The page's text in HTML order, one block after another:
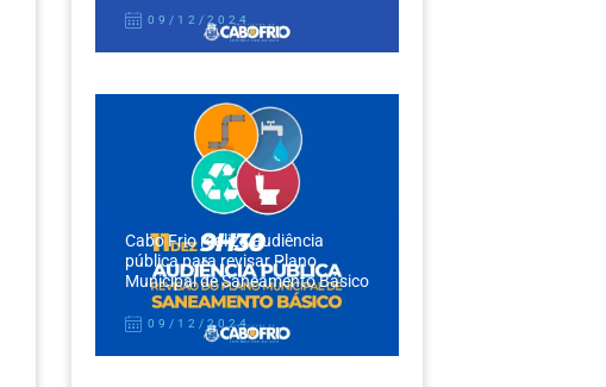
09/12/2024
Cabo Frio realiza audiência
pública para revisar Plano
Municipal de Saneamento Básico
09/12/2024